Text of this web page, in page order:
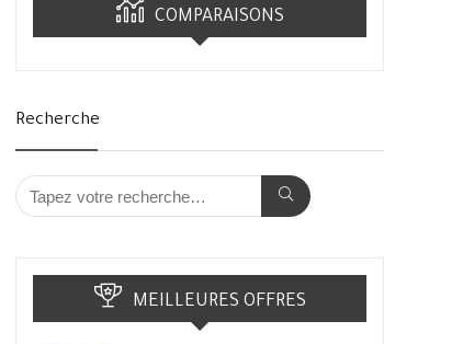
COMPARAISONS
Recherche
MEILLEURES OFFRES